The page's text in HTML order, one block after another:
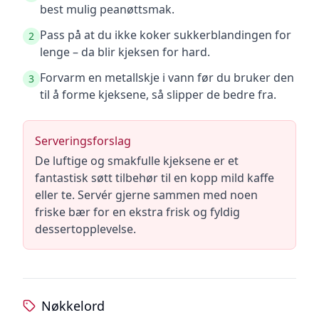
best mulig peanøttsmak.
2 Pass på at du ikke koker sukkerblandingen for
lenge – da blir kjeksen for hard.
3 Forvarm en metallskje i vann før du bruker den
til å forme kjeksene, så slipper de bedre fra.
Serveringsforslag
De luftige og smakfulle kjeksene er et
fantastisk søtt tilbehør til en kopp mild kaffe
eller te. Servér gjerne sammen med noen
friske bær for en ekstra frisk og fyldig
dessertopplevelse.
Nøkkelord